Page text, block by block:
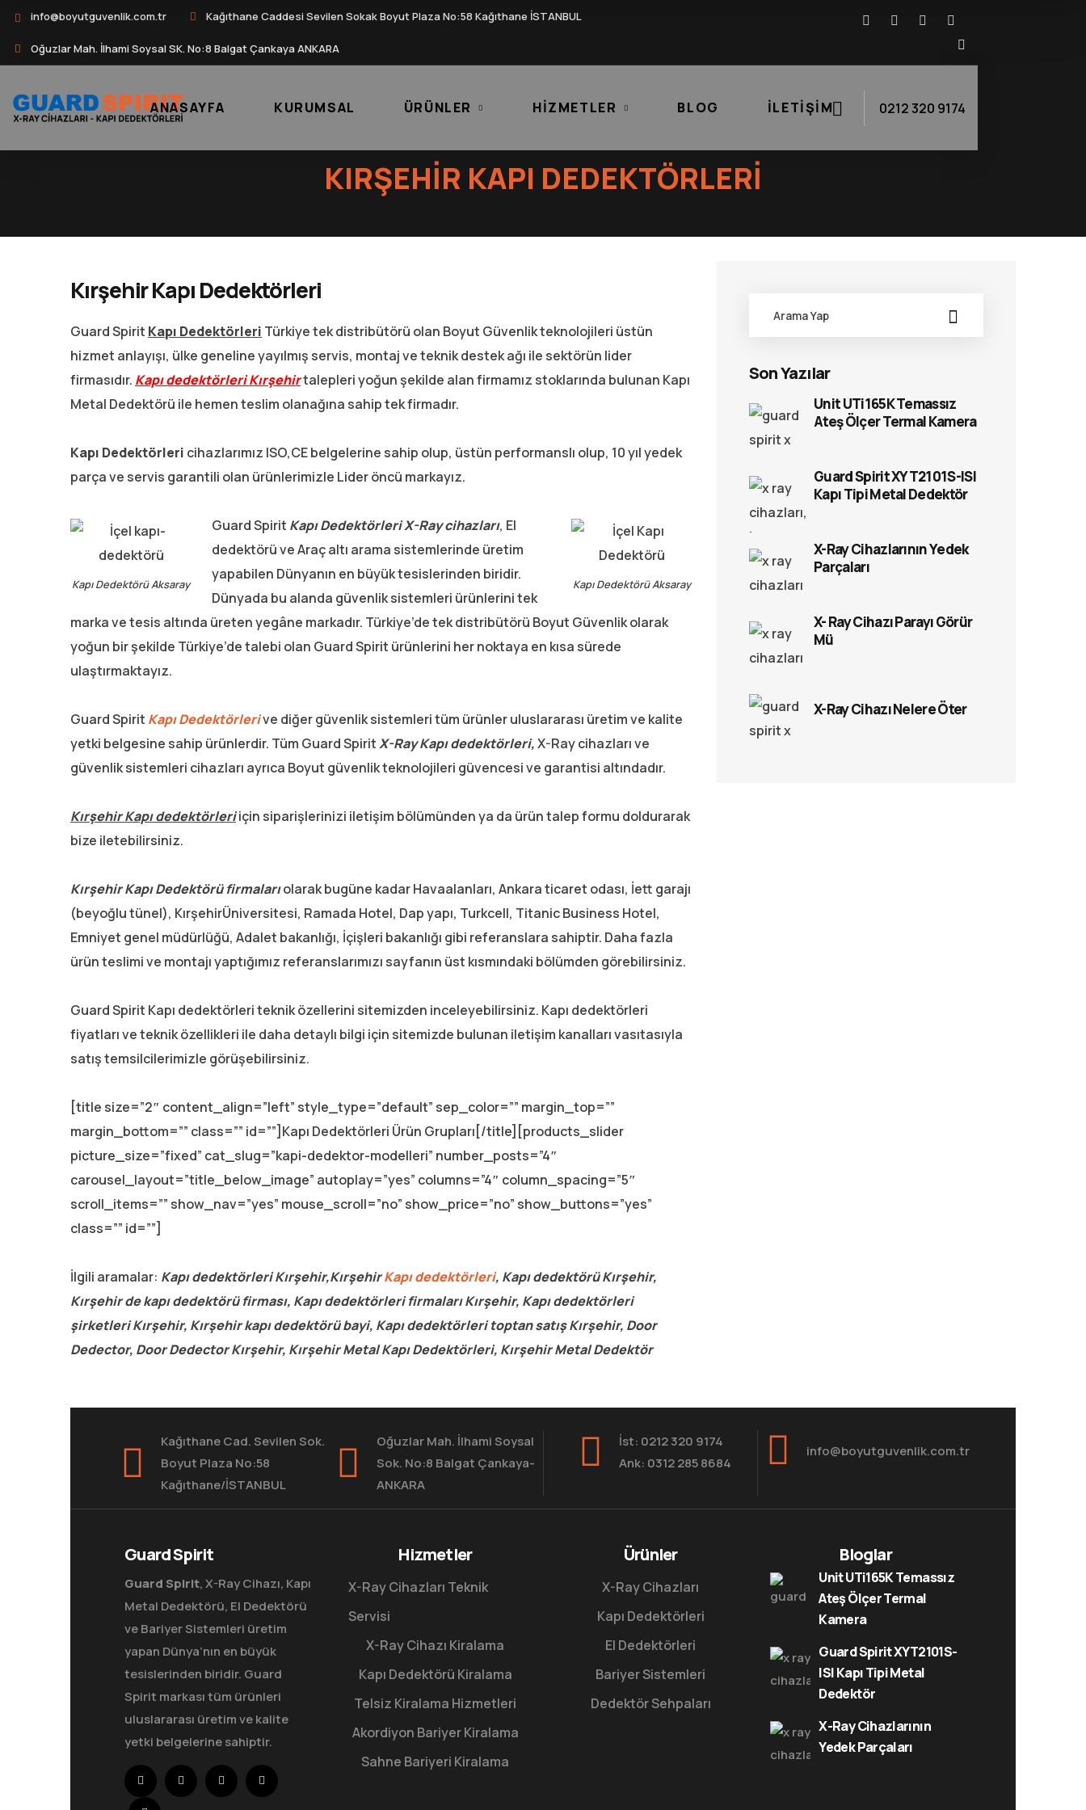
info@boyutguvenlik.com.tr Kağıthane Caddesi Sevilen Sokak Boyut Plaza No:58 Kağıthane İSTANBUL
Oğuzlar Mah. İlhami Soysal SK. No:8 Balgat Çankaya ANKARA
ANASAYFA KURUMSAL ÜRÜNLER HIZMETLER BLOG İLETIŞIM 0212 320 9174
KIRŞEHIR KAPI DEDEKTÖRLERI
Kırşehir Kapı Dedektörleri
Guard Spirit Kapı Dedektörleri Türkiye tek distribütörü olan Boyut Güvenlik teknolojileri üstün
hizmet anlayışı, ülke geneline yayılmış servis, montaj ve teknik destek ağı ile sektörün lider
firmasıdır. Kapı dedektörleri Kırşehirtalepleri yoğun şekilde alan firmamız stoklarında bulunan Kapı
Metal Dedektörü ile hemen teslim olanağına sahip tek firmadır.
Kapı Dedektörleri cihazlarımız ISO,CE belgelerine sahip olup, üstün performanslı olup, 10 yıl yedek
parça ve servis garantili olan ürünlerimizle Lider öncü markayız.
Kapı Dedektörü Aksaray Kapı Dedektörü Aksaray
Guard Spirit Kapı DedektörleriX-Ray cihazları, El
dedektörü ve Araç altı arama sistemlerinde üretim
yapabilen Dünyanın en büyük tesislerinden biridir.
Dünyada bu alanda güvenlik sistemleri ürünlerini tek
marka ve tesis altında üreten yegâne markadır. Türkiye’de tek distribütörü Boyut Güvenlik olarak
yoğun bir şekilde Türkiye’de talebi olan Guard Spirit ürünlerini her noktaya en kısa sürede
ulaştırmaktayız.
Guard Spirit Kapı Dedektörlerive diğer güvenlik sistemleri tüm ürünler uluslararası üretim ve kalite
yetki belgesine sahip ürünlerdir. Tüm Guard SpiritX-Ray Kapı dedektörleri,X-Ray cihazları ve
güvenlik sistemleri cihazları ayrıca Boyut güvenlik teknolojileri güvencesi ve garantisi altındadır.
Kırşehir Kapı dedektörleriiçin siparişlerinizi iletişim bölümünden ya da ürün talep formu doldurarak
bize iletebilirsiniz.
Kırşehir Kapı Dedektörü firmalarıolarak bugüne kadar Havaalanları, Ankara ticaret odası, İett garajı
(beyoğlu tünel), KırşehirÜniversitesi, Ramada Hotel, Dap yapı, Turkcell, Titanic Business Hotel,
Emniyet genel müdürlüğü, Adalet bakanlığı, İçişleri bakanlığı gibi referanslara sahiptir. Daha fazla
ürün teslimi ve montajı yaptığımız referanslarımızı sayfanın üst kısmındaki bölümden görebilirsiniz.
Guard Spirit Kapı dedektörleri teknik özellerini sitemizden inceleyebilirsiniz. Kapı dedektörleri
fiyatları ve teknik özellikleri ile daha detaylı bilgi için sitemizde bulunan iletişim kanalları vasıtasıyla
satış temsilcilerimizle görüşebilirsiniz.
[title size=”2″ content_align=”left” style_type=”default” sep_color=”” margin_top=””
margin_bottom=”” class=”” id=””]Kapı Dedektörleri Ürün Grupları[/title][products_slider
picture_size=”fixed” cat_slug=”kapi-dedektor-modelleri” number_posts=”4″
carousel_layout=”title_below_image” autoplay=”yes” columns=”4″ column_spacing=”5″
scroll_items=”” show_nav=”yes” mouse_scroll=”no” show_price=”no” show_buttons=”yes”
class=”” id=””]
İlgili aramalar: Kapı dedektörleri Kırşehir,KırşehirKapı dedektörleri, Kapı dedektörü Kırşehir,
Kırşehir de kapı dedektörü firması, Kapı dedektörleri firmaları Kırşehir, Kapı dedektörleri
şirketleri Kırşehir, Kırşehir kapı dedektörü bayi, Kapı dedektörleri toptan satış Kırşehir, Door
Dedector, Door Dedector Kırşehir, Kırşehir Metal Kapı Dedektörleri, Kırşehir Metal Dedektör
Son Yazılar
Unit UTi165K Temassız
Ateş Ölçer Termal Kamera
Guard Spirit XYT2101S-ISI
Kapı Tipi Metal Dedektör
X-Ray Cihazlarının Yedek
Parçaları
X- Ray Cihazı Parayı Görür
Mü
X-Ray Cihazı Nelere Öter
Kağıthane Cad. Sevilen Sok.
Boyut Plaza No:58
Kağıthane/İSTANBUL
Oğuzlar Mah. İlhami Soysal
Sok. No:8 Balgat Çankaya-
ANKARA
İst: 0212 320 9174
Ank: 0312 285 8684
info@boyutguvenlik.com.tr
Guard Spirit
Guard Spirit, X-Ray Cihazı, Kapı
Metal Dedektörü, El Dedektörü
ve Bariyer Sistemleri üretim
yapan Dünya’nın en büyük
tesislerinden biridir. Guard
Spirit markası tüm ürünleri
uluslararası üretim ve kalite
yetki belgelerine sahiptir.
Hizmetler
X-Ray Cihazları Teknik
Servisi
X-Ray Cihazı Kiralama
Kapı Dedektörü Kiralama
Telsiz Kiralama Hizmetleri
Akordiyon Bariyer Kiralama
Sahne Bariyeri Kiralama
Ürünler
X-Ray Cihazları
Kapı Dedektörleri
El Dedektörleri
Bariyer Sistemleri
Dedektör Sehpaları
Bloglar
Unit UTi165K Temassız
Ateş Ölçer Termal
Kamera
Guard Spirit XYT2101S-
ISI Kapı Tipi Metal
Dedektör
X-Ray Cihazlarının
Yedek Parçaları